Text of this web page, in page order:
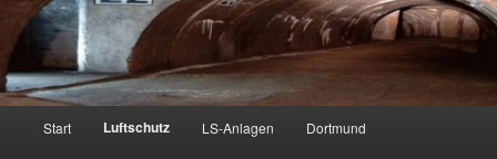
Start Luftschutz LS-Anlagen Dortmund